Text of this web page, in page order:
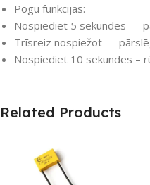
Pogu funkcijas:
Nospiediet 5 sekundes —
Trīsreiz nospiežot —
Nospiediet 10 sekundes –
Related Products